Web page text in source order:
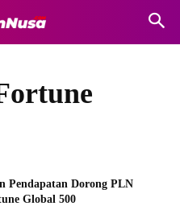
Pendapatan Dorong PLN
Global 500